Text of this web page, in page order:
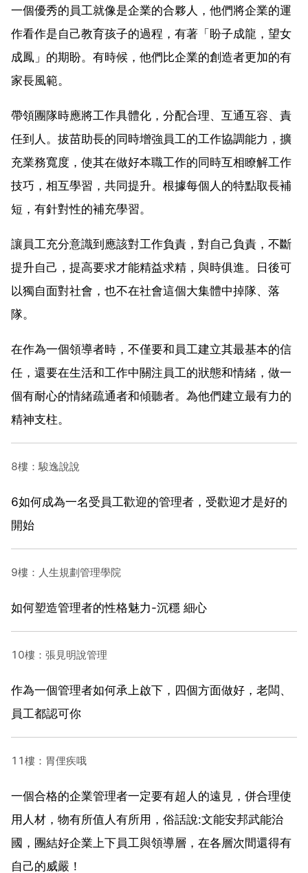
一個優秀的員工就像是企業的合夥人，他們將企業的運
作看作是自己教育孩子的過程，有著「盼子成龍，望女
成鳳」的期盼。有時候，他們比企業的創造者更加的有
家長風範。
帶領團隊時應將工作具體化，分配合理、互通互容、責
任到人。拔苗助長的同時增強員工的工作協調能力，擴
充業務寬度，使其在做好本職工作的同時互相瞭解工作
技巧，相互學習，共同提升。根據每個人的特點取長補
短，有針對性的補充學習。
讓員工充分意識到應該對工作負責，對自己負責，不斷
提升自己，提高要求才能精益求精，與時俱進。日後可
以獨自面對社會，也不在社會這個大集體中掉隊、落
隊。
在作為一個領導者時，不僅要和員工建立其最基本的信
任，還要在生活和工作中關注員工的狀態和情緒，做一
個有耐心的情緒疏通者和傾聽者。為他們建立最有力的
精神支柱。
8樓：駿逸說說
6如何成為一名受員工歡迎的管理者，受歡迎才是好的
開始
9樓：人生規劃管理學院
如何塑造管理者的性格魅力-沉穩 細心
10樓：張見明說管理
作為一個管理者如何承上啟下，四個方面做好，老闆、
員工都認可你
11樓：胃俚疾哦
一個合格的企業管理者一定要有超人的遠見，併合理使
用人材，物有所值人有所用，俗話說:文能安邦武能治
國，團結好企業上下員工與領導層，在各層次間還得有
自己的威嚴！